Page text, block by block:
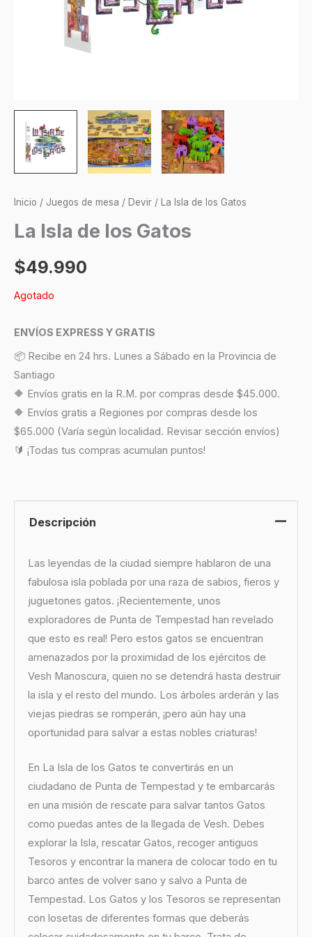
Inicio / Juegos de mesa / Devir / La Isla de los Gatos
La Isla de los Gatos
$49.990
Agotado
ENVÍOS EXPRESS Y GRATIS
📦 Recibe en 24 hrs. Lunes a Sábado en la Provincia de
Santiago
🔶 Envíos gratis en la R.M. por compras desde $45.000.
🔶 Envíos gratis a Regiones por compras desde los
$65.000 (Varía según localidad. Revisar sección envíos)
🔰 ¡Todas tus compras acumulan puntos!
Descripción
Las leyendas de la ciudad siempre hablaron de una
fabulosa isla poblada por una raza de sabios, fieros y
juguetones gatos. ¡Recientemente, unos
exploradores de Punta de Tempestad han revelado
que esto es real! Pero estos gatos se encuentran
amenazados por la proximidad de los ejércitos de
Vesh Manoscura, quien no se detendrá hasta destruir
la isla y el resto del mundo. Los árboles arderán y las
viejas piedras se romperán, ¡pero aún hay una
oportunidad para salvar a estas nobles criaturas!
En La Isla de los Gatos te convertirás en un
ciudadano de Punta de Tempestad y te embarcarás
en una misión de rescate para salvar tantos Gatos
como puedas antes de la llegada de Vesh. Debes
explorar la Isla, rescatar Gatos, recoger antiguos
Tesoros y encontrar la manera de colocar todo en tu
barco antes de volver sano y salvo a Punta de
Tempestad. Los Gatos y los Tesoros se representan
con losetas de diferentes formas que deberás